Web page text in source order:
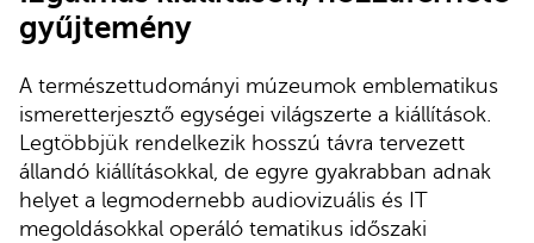
gyűjtemény
A természettudományi múzeumok emblematikus
ismeretterjesztő egységei világszerte a kiállítások.
Legtöbbjük rendelkezik hosszú távra tervezett
állandó kiállításokkal, de egyre gyakrabban adnak
helyet a legmodernebb audiovizuális és IT
megoldásokkal operáló tematikus időszaki